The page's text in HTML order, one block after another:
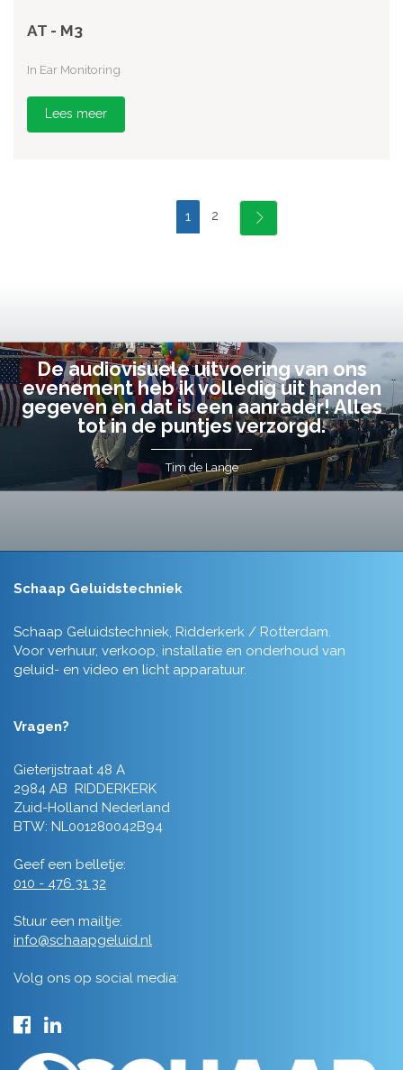
AT - M3
In Ear Monitoring
Lees meer
1 2
De audiovisuele uitvoering van ons
evenement heb ik volledig uit handen
gegeven en dat is een aanrader! Alles
tot in de puntjes verzorgd.
Tim de Lange
Schaap Geluidstechniek
Schaap Geluidstechniek, Ridderkerk / Rotterdam.
Voor verhuur, verkoop, installatie en onderhoud van
geluid- en video en licht apparatuur.
Vragen?
Gieterijstraat 48 A
2984 AB RIDDERKERK
Zuid-Holland Nederland
BTW: NL001280042B94
Geef een belletje:
010 - 476 31 32
Stuur een mailtje:
info@schaapgeluid.nl
Volg ons op social media: